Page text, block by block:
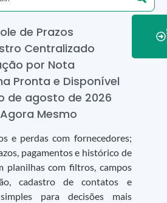
de Prazos
Centralizado
por Nota
Pronta e Disponível
de agosto de 2026
Mesmo
e perdas com fornecedores;
pagamentos e histórico de
planilhas com filtros, campos
cadastro de contatos e
para decisões mais